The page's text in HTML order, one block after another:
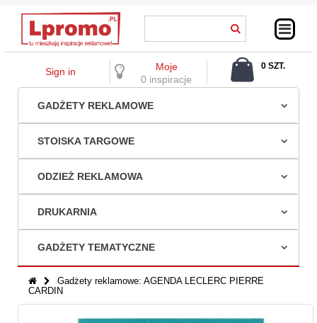
Sign in
Moje
0 inspiracje
0 SZT.
GADŻETY REKLAMOWE
STOISKA TARGOWE
ODZIEŻ REKLAMOWA
DRUKARNIA
GADŻETY TEMATYCZNE
Gadżety reklamowe: AGENDA LECLERC PIERRE
CARDIN